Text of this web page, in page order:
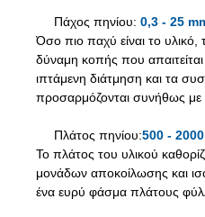
Πάχος πηνίου: 0,3 - 25
Όσο πιο παχύ είναι το υλικό,
δύναμη κοπής που
ιπτάμενη διάτμηση και τα
προσαρμόζονται συνήθως με
Πλάτος πηνίου:500 -
Το πλάτος του υλικού
μονάδων αποκοίλωσης και
ένα ευρύ φάσμα πλάτους